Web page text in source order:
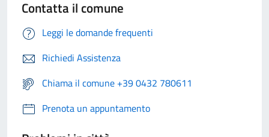
Contatta il comune
Leggi le domande frequenti
Richiedi Assistenza
Chiama il comune +39 0432 780611
Prenota un appuntamento